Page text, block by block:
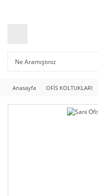
Anasayfa OFİS KOLTUKLARI